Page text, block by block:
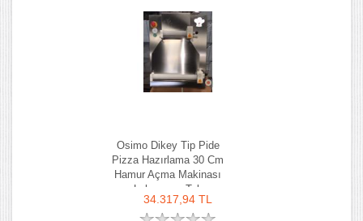
Osimo Dikey Tip Pide
Pizza Hazırlama 30 Cm
Hamur Açma Makinası
Lahmacun Tab
34.317,94 TL